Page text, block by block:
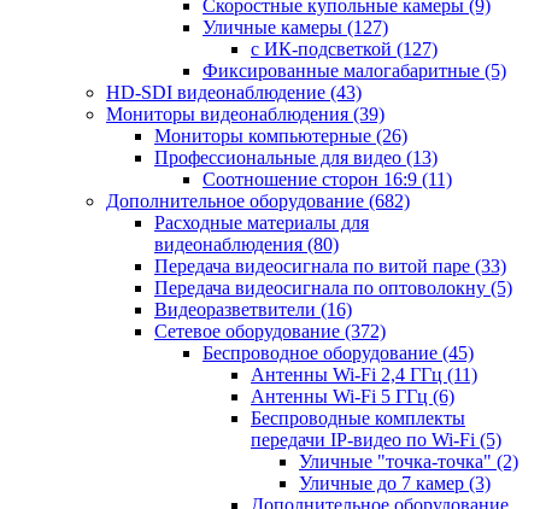
Скоростные купольные камеры (9)
Уличные камеры (127)
с ИК-подсветкой (127)
Фиксированные малогабаритные (5)
HD-SDI видеонаблюдение (43)
Мониторы видеонаблюдения (39)
Мониторы компьютерные (26)
Профессиональные для видео (13)
Соотношение сторон 16:9 (11)
Дополнительное оборудование (682)
Расходные материалы для
видеонаблюдения (80)
Передача видеосигнала по витой паре (33)
Передача видеосигнала по оптоволокну (5)
Видеоразветвители (16)
Сетевое оборудование (372)
Беспроводное оборудование (45)
Антенны Wi-Fi 2,4 ГГц (11)
Антенны Wi-Fi 5 ГГц (6)
Беспроводные комплекты
передачи IP-видео по Wi-Fi (5)
Уличные "точка-точка" (2)
Уличные до 7 камер (3)
Дополнительное оборудование